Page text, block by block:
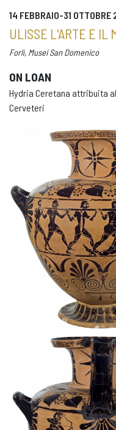
14 FEBBRAIO-31 OTTOBRE
ULISSE L'ARTE E IL
Forlì, Musei San Domenico
ON LOAN
Hydria Ceretana attribuita
Cerveteri